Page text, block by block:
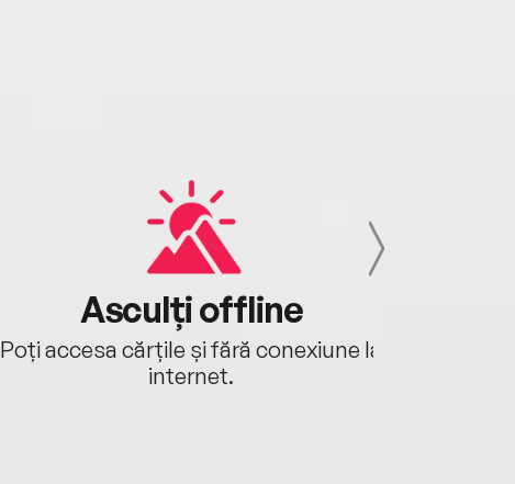
Asculți offline
Poți accesa cărțile și fără conexiune la
internet.